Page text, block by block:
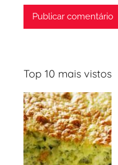
Top 10 mais vistos